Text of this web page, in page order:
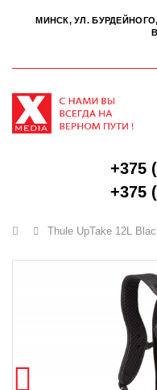
МИНСК, УЛ.
+375
+375
Главная
Thule UpTake 12L